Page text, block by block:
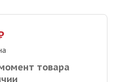
товара